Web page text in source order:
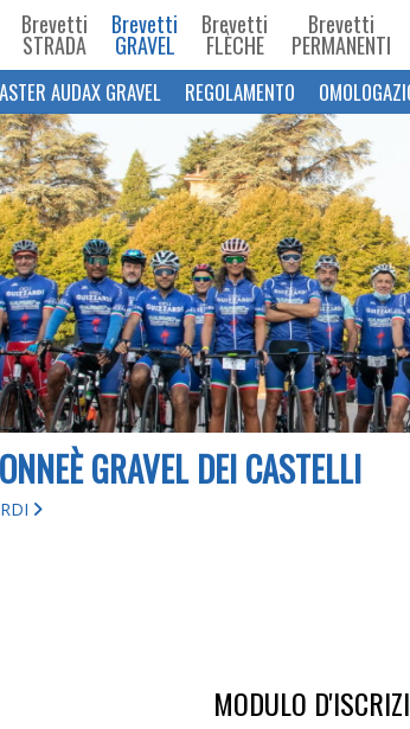
Brevetti
STRADA
Brevetti
GRAVEL
Brevetti
FLÈCHE
Brevetti
PERMANENTI
AUDAX GRAVEL REGOLAMENTO
GRAVEL DEI CASTELLI
MODULO